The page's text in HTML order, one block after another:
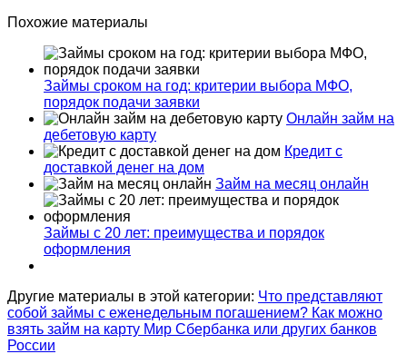
Похожие материалы
Займы сроком на год: критерии выбора МФО,
порядок подачи заявки
Онлайн займ на
дебетовую карту
Кредит с
доставкой денег на дом
Займ на месяц онлайн
Займы с 20 лет: преимущества и порядок
оформления
Другие материалы в этой категории: Что представляют
собой займы с еженедельным погашением? Как можно
взять займ на карту Мир Сбербанка или других банков
России